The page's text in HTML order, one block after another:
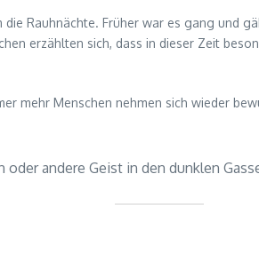
Rauhnächte. Früher war es gang und
erzählten sich, dass in dieser Zeit
mehr Menschen nehmen sich wieder
andere Geist in den dunklen